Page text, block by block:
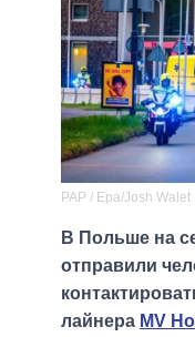
PAP / Epa/Josh Walet
В Польше на
отправили
лайнера MV